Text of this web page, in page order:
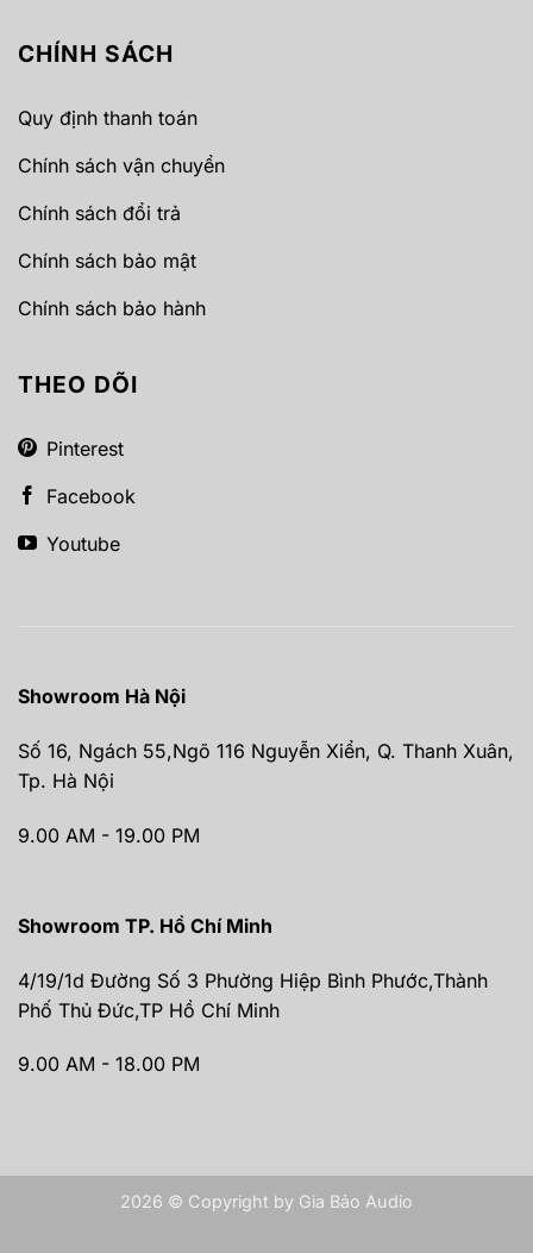
CHÍNH SÁCH
Quy định thanh toán
Chính sách vận chuyển
Chính sách đổi trả
Chính sách bảo mật
Chính sách bảo hành
THEO DÕI
Pinterest
Facebook
Youtube
Showroom Hà Nội
Số 16, Ngách 55,Ngõ 116 Nguyễn Xiển, Q. Thanh Xuân,
Tp. Hà Nội
9.00 AM - 19.00 PM
Showroom TP. Hồ Chí Minh
4/19/1d Đường Số 3 Phường Hiệp Bình Phước,Thành
Phố Thủ Đức,TP Hồ Chí Minh
9.00 AM - 18.00 PM
2026 © Copyright by Gia Bảo Audio